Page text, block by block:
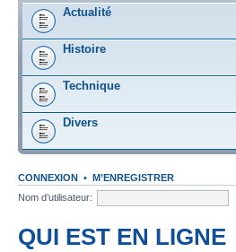
Actualité
Histoire
Technique
Divers
CONNEXION • M’ENREGISTRER
Nom d’utilisateur:
QUI EST EN LIGNE